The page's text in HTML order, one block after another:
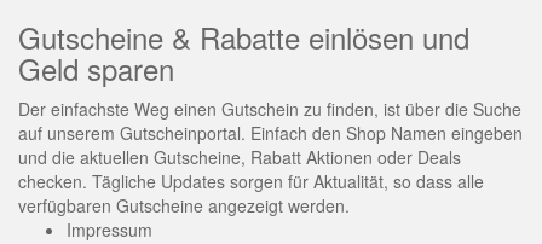
Gutscheine & Rabatte einlösen und
Geld sparen
Der einfachste Weg einen Gutschein zu finden, ist über die Suche
auf unserem Gutscheinportal. Einfach den Shop Namen eingeben
und die aktuellen Gutscheine, Rabatt Aktionen oder Deals
checken. Tägliche Updates sorgen für Aktualität, so dass alle
verfügbaren Gutscheine angezeigt werden.
Impressum